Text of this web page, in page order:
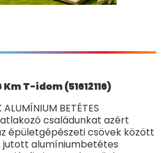
T-idom (51612116)
ALUMÍNIUM BETÉTES
családunkat azért
épületgépészeti csövek között
jutott alumíniumbetétes